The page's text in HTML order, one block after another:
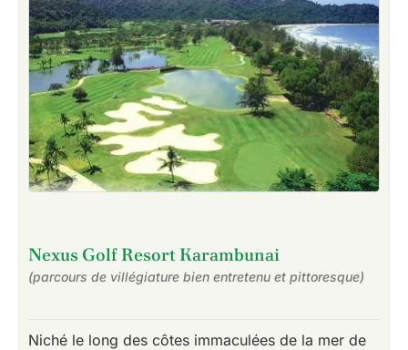
Nexus Golf Resort Karambunai
(parcours de villégiature bien entretenu et pittoresque)
Niché le long des côtes immaculées de la mer de